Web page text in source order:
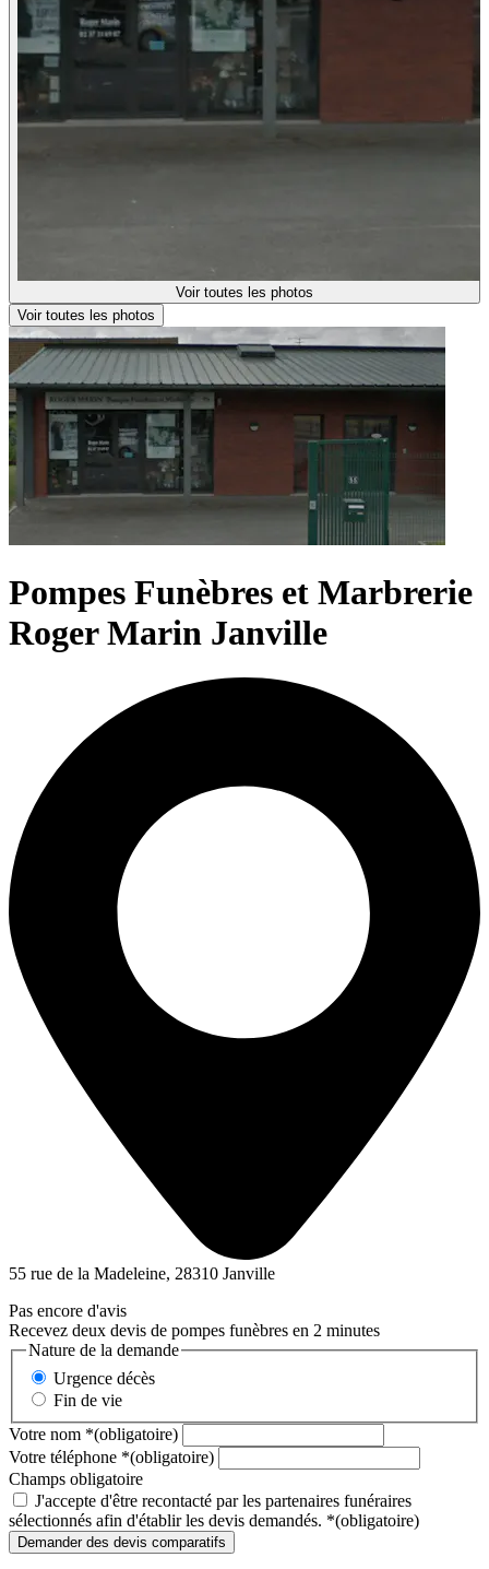
Voir toutes les photos
Voir toutes les photos
Pompes Funèbres et Marbrerie
Roger Marin Janville
55 rue de la Madeleine, 28310 Janville
Pas encore d'avis
Recevez deux devis de pompes funèbres en 2 minutes
Nature de la demande
Urgence décès
Fin de vie
Votre nom *(obligatoire)
Votre téléphone *(obligatoire)
Champs obligatoire
J'accepte d'être recontacté par les partenaires funéraires
sélectionnés afin d'établir les devis demandés. *(obligatoire)